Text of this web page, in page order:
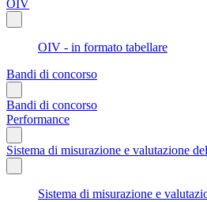
OIV
OIV - in formato tabellare
Bandi di concorso
Bandi di concorso
Performance
Sistema di misurazione e valutazione
Sistema di misurazione e